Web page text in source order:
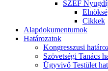
SZEF
Cikkek
Alapdokumentumok
Határozatok
Kongresszusi
Szövetségi Tanács
Ügyvivő Testület